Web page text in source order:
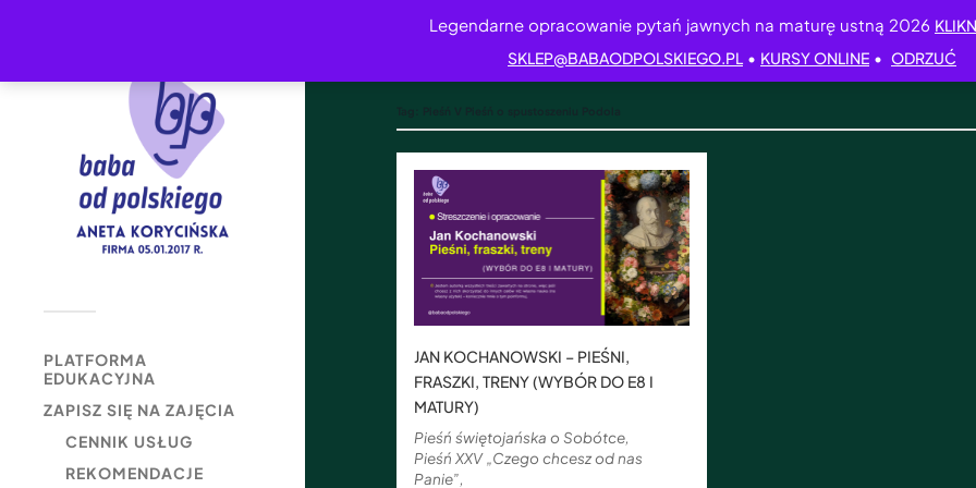
Legendarne opracowanie pytań jawnych na maturę ustną 2026
SKLEP@BABAODPOLSKIEGO.PL • KURSY ONLINE • ODRZUĆ
PLATFORMA
EDUKACYJNA
ZAPISZ SIĘ NA ZAJĘCIA
CENNIK USŁUG
REKOMENDACJE
JAN KOCHANOWSKI – PIEŚNI,
FRASZKI, TRENY (WYBÓR DO E8 I
MATURY)
Pieśń świętojańska o Sobótce,
Pieśń XXV „Czego chcesz od nas
Panie”,